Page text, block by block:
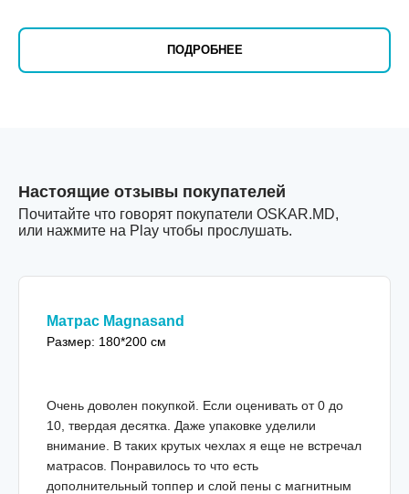
ПОДРОБНЕЕ
Настоящие отзывы покупателей
Почитайте что говорят покупатели OSKAR.MD,
или нажмите на Play чтобы прослушать.
Матрас Magnasand
Размер: 180*200 см
Очень доволен покупкой. Если оценивать от 0 до
10, твердая десятка. Даже упаковке уделили
внимание. В таких крутых чехлах я еще не встречал
матрасов. Понравилось то что есть
дополнительный топпер и слой пены с магнитным